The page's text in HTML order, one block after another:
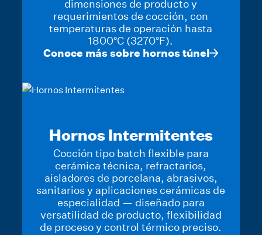
dimensiones de producto y
requerimientos de cocción, con
temperaturas de operación hasta
1800°C (3270°F).
Conoce más sobre hornos túnel
Hornos Intermitentes
Cocción tipo batch flexible para
cerámica técnica, refractarios,
aisladores de porcelana, abrasivos,
sanitarios y aplicaciones cerámicas de
especialidad — diseñado para
versatilidad de producto, flexibilidad
de proceso y control térmico preciso.